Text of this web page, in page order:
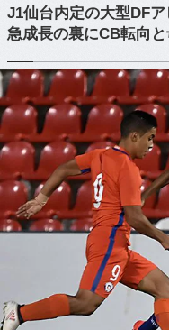
J1仙台内定の大型DFア
急成長の裏にCB転向と